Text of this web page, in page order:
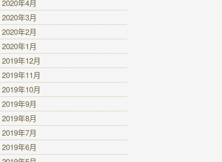
2020年4月
2020年3月
2020年2月
2020年1月
2019年12月
2019年11月
2019年10月
2019年9月
2019年8月
2019年7月
2019年6月